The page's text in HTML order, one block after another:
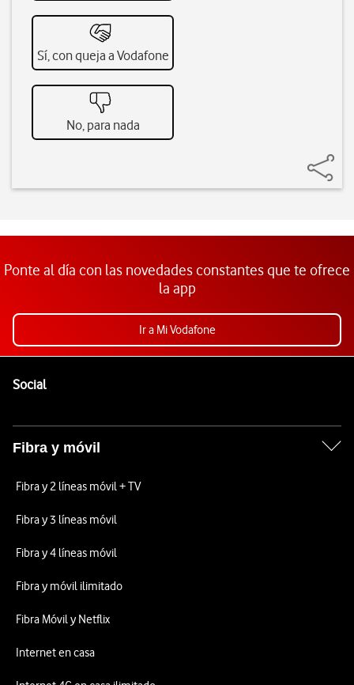
Sí, con queja a Vodafone
No, para nada
Ponte al día con las novedades constantes que te ofrece
la app
Ir a Mi Vodafone
SocialEnlaces a las redes sociales de Vodafone
Fibra y móvil
Fibra y 2 líneas móvil + TV
Fibra y 3 líneas móvil
Fibra y 4 líneas móvil
Fibra y móvil ilimitado
Fibra Móvil y Netflix
Internet en casa